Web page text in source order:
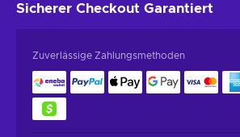
Sicherer Checkout Garantiert
Zuverlässige Zahlungsmethoden